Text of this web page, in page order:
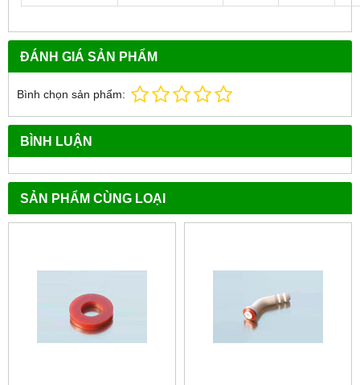
ĐÁNH GIÁ SẢN PHẨM
Bình chọn sản phẩm:
BÌNH LUẬN
SẢN PHẨM CÙNG LOẠI